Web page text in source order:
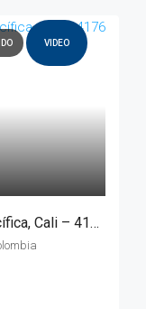
VIDEO
Apartamento Arriendo, Ciudad Pacífica, Cali – 4176